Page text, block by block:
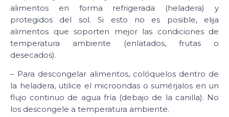
alimentos en forma refrigerada (heladera) y
protegidos del sol. Si esto no es posible, elija
alimentos que soporten mejor las condiciones de
temperatura ambiente (enlatados, frutas o
desecados).
– Para descongelar alimentos, colóquelos dentro de
la heladera, utilice el microondas o sumérjalos en un
flujo continuo de agua fría (debajo de la canilla). No
los descongele a temperatura ambiente.